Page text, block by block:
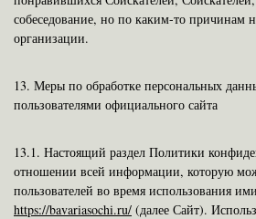
собеседование, но по каким-то причинам
организации.
13. Меры по обработке персональных
пользователями официального сайта
13.1. Настоящий раздел Политики
отношении всей информации, которую
пользователей во время использования
https://bavariasochi.ru/ (далее Сайт).